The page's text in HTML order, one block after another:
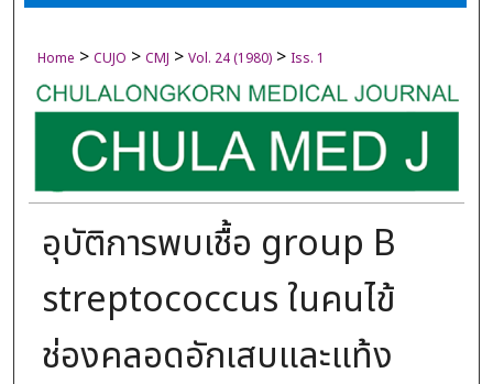
Home > CUJO > CMJ > Vol. 24 (1980) > Iss. 1
อุบัติการพบเชื้อ group B
streptococcus ในคนไข้
ช่องคลอดอักเสบและแท้ง